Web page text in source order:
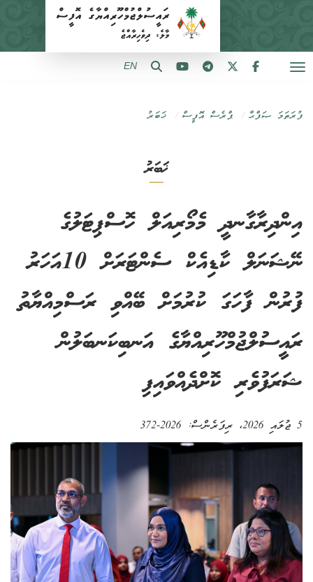
EN
ފުރަތަމަ ޞަފްޙާ ޕްރެސް އޮފީސް ޚަބަރު
ޚަބަރު
އިންދިރާގާނދީ މެމޯރިއަލް ހޮސްޕިޓަލުގެ
ނޭޝަނަލް ކާޑިއެކް ސެންޓަރަށް 10އަހަރު
ފުރުން ފާހަގަ ކުރުމަށް ބޭއްވި ރަސްމިއްޔާތު
ރައީސުލްޖުމްހޫރިއްޔާގެ އަނބިކަނބަލުން
ޝަރަފުވެރި ކޮށްދެއްވައިފި
5 ޖުލައި 2026 ، ރިފަރެންސް: 2026-372